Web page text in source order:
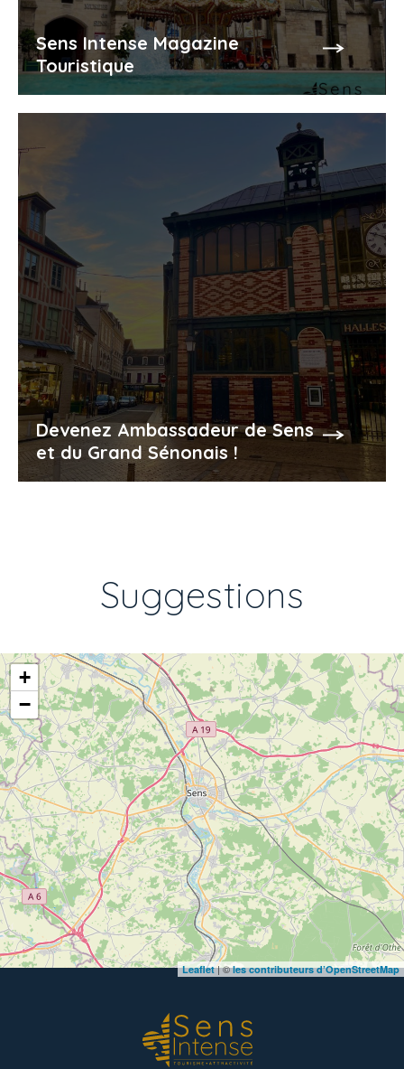
Sens Intense Magazine
Touristique
Devenez Ambassadeur de Sens
et du Grand Sénonais !
Suggestions
+
−
Leaflet| ©les contributeurs d’OpenStreetMap